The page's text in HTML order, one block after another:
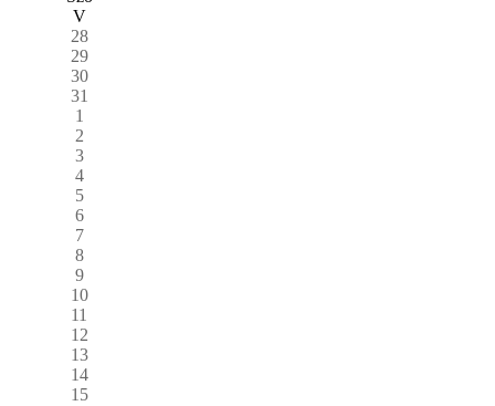
V
28
29
30
31
1
2
3
4
5
6
7
8
9
10
11
12
13
14
15